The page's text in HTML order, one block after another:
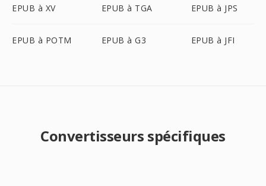
EPUB à XV EPUB à TGA EPUB à JPS
EPUB à POTM EPUB à G3 EPUB à JFI
Convertisseurs spécifiques